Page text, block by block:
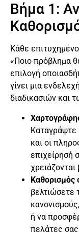
Βήμα 1:
Κάθε
«Ποιο πρόβλημα
επιλογή
γίνει μια
διαδικασιών και
Καταγράψτε
και οι
επιχείρησή
χρειάζονται
βελτιώσετε
ή να
πελάτες